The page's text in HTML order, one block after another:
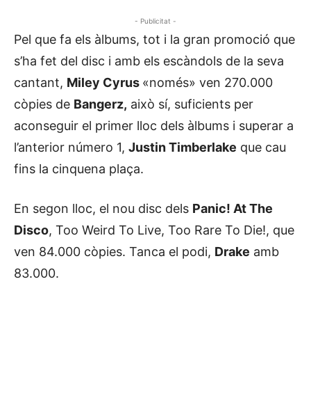
- Publicitat -
Pel que fa els àlbums, tot i la gran promoció que
s’ha fet del disc i amb els escàndols de la seva
cantant, Miley Cyrus «només» ven 270.000
còpies de Bangerz, això sí, suficients per
aconseguir el primer lloc dels àlbums i superar a
l’anterior número 1, Justin Timberlake que cau
fins la cinquena plaça.
En segon lloc, el nou disc dels Panic! At The
Disco, Too Weird To Live, Too Rare To Die!, que
ven 84.000 còpies. Tanca el podi, Drake amb
83.000.